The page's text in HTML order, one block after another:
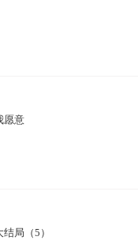
愿意
局（5）